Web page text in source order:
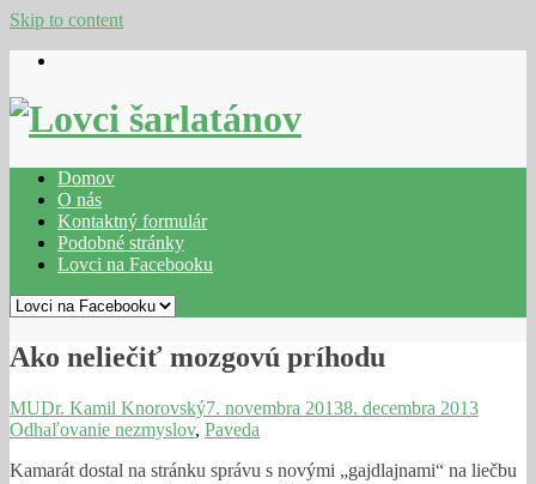
Skip to content
Domov
O nás
Kontaktný formulár
Podobné stránky
Lovci na Facebooku
Ako neliečiť mozgovú príhodu
MUDr. Kamil Knorovský7. novembra 20138. decembra 2013
Odhaľovanie nezmyslov, Paveda
Kamarát dostal na stránku správu s novými „gajdlajnami“ na liečbu